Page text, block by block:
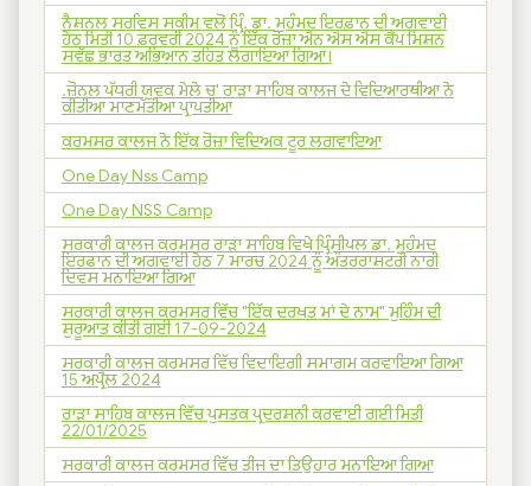
ਨੈਸ਼ਨਲ ਸਰਵਿਸ ਸਕੀਮ ਵਲੋਂ ਪ੍ਰਿੰ. ਡਾ. ਮੁਹੰਮਦ ਇਰਫ਼ਾਨ ਦੀ ਅਗਵਾਈ
ਹੇਠ ਮਿਤੀ 10 ਫ਼ਰਵਰੀ 2024 ਨੂੰ ਇੱਕ ਰੋਜ਼ਾ ਐਨ ਐਸ ਐਸ ਕੈਂਪ ਮਿਸ਼ਨ
ਸਵੱਛ ਭਾਰਤ ਅਭਿਆਨ ਤਹਿਤ ਲਗਾਇਆ ਗਿਆ।
.ਜ਼ੋਨਲ ਪੱਧਰੀ ਯੁਵਕ ਮੇਲੇ ਚ' ਰਾੜਾ ਸਾਹਿਬ ਕਾਲਜ ਦੇ ਵਿਦਿਆਰਥੀਆ ਨੇ
ਕੀਤੀਆ ਮਾਣਮੱਤੀਆ ਪ੍ਰਾਪਤੀਆ
ਕਰਮਸਰ ਕਾਲਜ ਨੇ ਇੱਕ ਰੋਜ਼ਾ ਵਿਦਿਅਕ ਟੂਰ ਲਗਵਾਇਆ
One Day Nss Camp
One Day NSS Camp
ਸਰਕਾਰੀ ਕਾਲਜ ਕਰਮਸਰ ਰਾੜਾ ਸਾਹਿਬ ਵਿਖੇ ਪ੍ਰਿੰਸੀਪਲ ਡਾ. ਮੁਹੰਮਦ
ਇਰਫਾਨ ਦੀ ਅਗਵਾਈ ਹੇਠ 7 ਮਾਰਚ 2024 ਨੂੰ ਅੰਤਰਰਾਸ਼ਟਰੀ ਨਾਰੀ
ਦਿਵਸ ਮਨਾਇਆ ਗਿਆ
ਸਰਕਾਰੀ ਕਾਲਜ ਕਰਮਸਰ ਵਿੱਚ "ਇੱਕ ਦਰਖਤ ਮਾਂ ਦੇ ਨਾਮ" ਮੁਹਿੰਮ ਦੀ
ਸ਼ੁਰੂਆਤ ਕੀਤੀ ਗਈ 17-09-2024
ਸਰਕਾਰੀ ਕਾਲਜ ਕਰਮਸਰ ਵਿੱਚ ਵਿਦਾਇਗੀ ਸਮਾਗਮ ਕਰਵਾਇਆ ਗਿਆ
15 ਅਪ੍ਰੈਲ 2024
ਰਾੜਾ ਸਾਹਿਬ ਕਾਲਜ ਵਿੱਚ ਪੁਸਤਕ ਪ੍ਰਦਰਸ਼ਨੀ ਕਰਵਾਈ ਗਈ ਮਿਤੀ
22/01/2025
ਸਰਕਾਰੀ ਕਾਲਜ ਕਰਮਸਰ ਵਿੱਚ ਤੀਜ ਦਾ ਤਿਉਹਾਰ ਮਨਾਇਆ ਗਿਆ